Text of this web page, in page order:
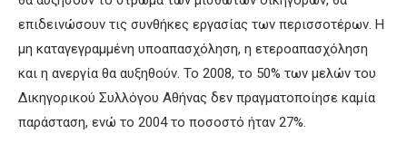
επιδεινώσουν τις συνθήκες εργασίας των περισσοτέρων. Η
μη καταγεγραμμένη υποαπασχόληση, η ετεροαπασχόληση
και η ανεργία θα αυξηθούν. Το 2008, το 50% των μελών του
Δικηγορικού Συλλόγου Αθήνας δεν πραγματοποίησε καμία
παράσταση, ενώ το 2004 το ποσοστό ήταν 27%.